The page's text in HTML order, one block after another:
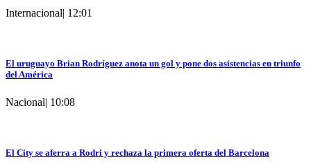
Internacional| 12:01
El uruguayo Brian Rodríguez anota un gol y pone dos asistencias en triunfo
del América
Nacional| 10:08
El City se aferra a Rodri y rechaza la primera oferta del Barcelona